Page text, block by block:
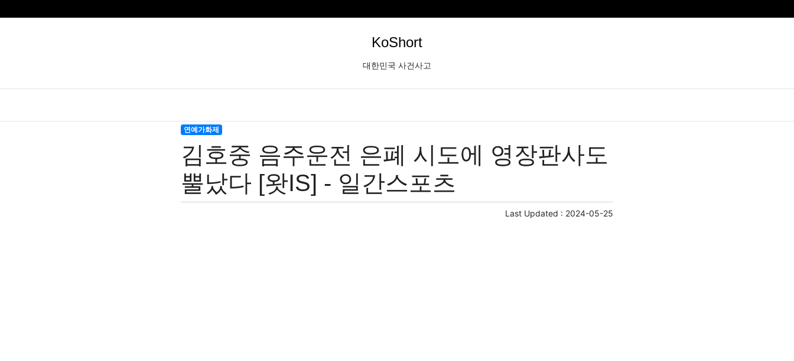
KoShort
대한민국 사건사고
연예가화제
김호중 음주운전 은폐 시도에 영장판사도
뿔났다 [왓IS] - 일간스포츠
Last Updated : 2024-05-25